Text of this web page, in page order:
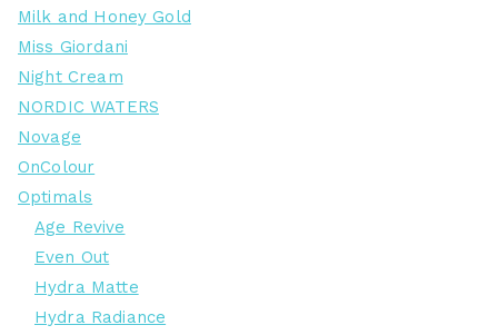
Milk and Honey Gold
Miss Giordani
Night Cream
NORDIC WATERS
Novage
OnColour
Optimals
Age Revive
Even Out
Hydra Matte
Hydra Radiance